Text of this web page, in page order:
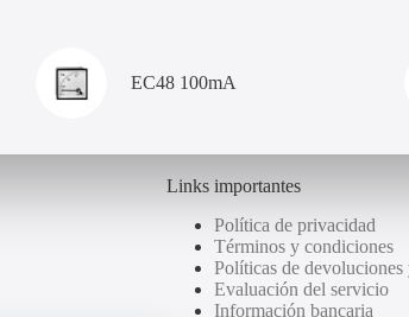
EC48 100mA
Links importantes
Política de privacidad
Términos y condiciones
Políticas de devoluciones
Evaluación del servicio
Información bancaria